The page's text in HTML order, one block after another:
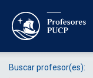
Buscar profesor(es):